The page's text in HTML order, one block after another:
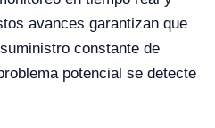
avances garantizan que
constante de
potencial se detecte